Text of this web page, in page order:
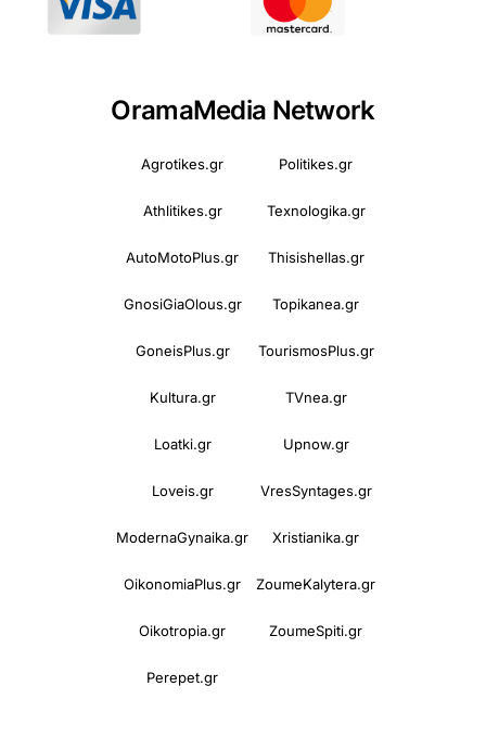
OramaMedia Network
Agrotikes.gr Politikes.gr
Athlitikes.gr Texnologika.gr
AutoMotoPlus.gr Thisishellas.gr
GnosiGiaOlous.gr Topikanea.gr
GoneisPlus.gr TourismosPlus.gr
Kultura.gr TVnea.gr
Loatki.gr Upnow.gr
Loveis.gr VresSyntages.gr
ModernaGynaika.gr Xristianika.gr
OikonomiaPlus.gr ZoumeKalytera.gr
Oikotropia.gr ZoumeSpiti.gr
Perepet.gr